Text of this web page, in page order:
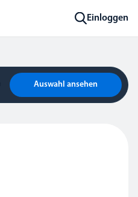
Einloggen
Auswahl ansehen